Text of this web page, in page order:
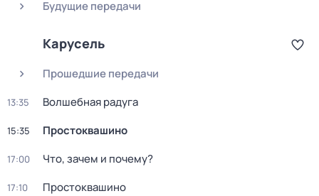
Будущие передачи
Карусель
Прошедшие передачи
13:35 Волшебная радуга
15:35 Простоквашино
17:00 Что, зачем и почему?
17:10 Простоквашино